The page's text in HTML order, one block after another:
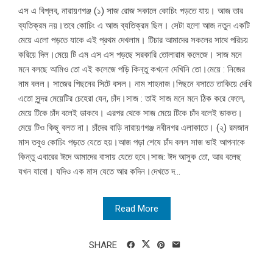
এস এ বিপ্লব, নারায়ণগঞ্জ (১) সাজ রোজ সকালে কোচিং পড়তে যায়। আজ তার
ব্যতিক্রম নয়।তবে কোচিং এ আজ ব্যতিক্রম ছিল। সেটা হলো আজ নতুন একটি
মেয়ে এলো পড়তে যাকে এই প্রথম দেখলাম। টিচার আমাদের সকলের সাথে পরিচয়
করিয়ে দিল।মেয়ে টি এম এস এস পড়ছে সরকারি তোলারাম কলেজে। সাজ মনে
মনে বলছে আমিও তো এই কলেজে পড়ি কিন্তু কখনো দেখিনি তো।মেয়ে : নিজের
নাম বলল। সাজের পিছনের সিটে বসল। নাম শাহনাজ।পিছনে বসাতে তাকিয়ে দেখি
এতো সুন্দর মেয়েটির চেহেরা যেন, চাঁদ।সাজ : তাই সাজ মনে মনে ঠিক করে ফেলে,
মেয়ে টিকে চাঁদ বলেই ডাকবে। এরপর থেকে সাজ মেয়ে টিকে চাঁদ বলেই ডাকত।
মেয়ে টিও কিছু বলত না। চাঁদের বাড়ি নারায়ণগঞ্জ নবীনগর এলাকাতে। (২) রমজান
মাস তবুও কোচিং পড়তে যেতে হয়।আজ পড়া শেষে চাঁদ বলল সাজ ভাই আপনাকে
কিন্তু এবারের ঈদে আমাদের বাসায় যেতে হবে।সাজ: ঈদ আসুক তো, আর বলেছ
যখন যাবো। যদিও এক মাস যেতে আর কদিন।দেখতে দ...
Read More
SHARE